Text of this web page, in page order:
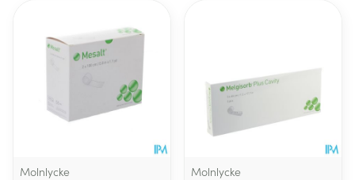
Molnlycke
Molnlycke